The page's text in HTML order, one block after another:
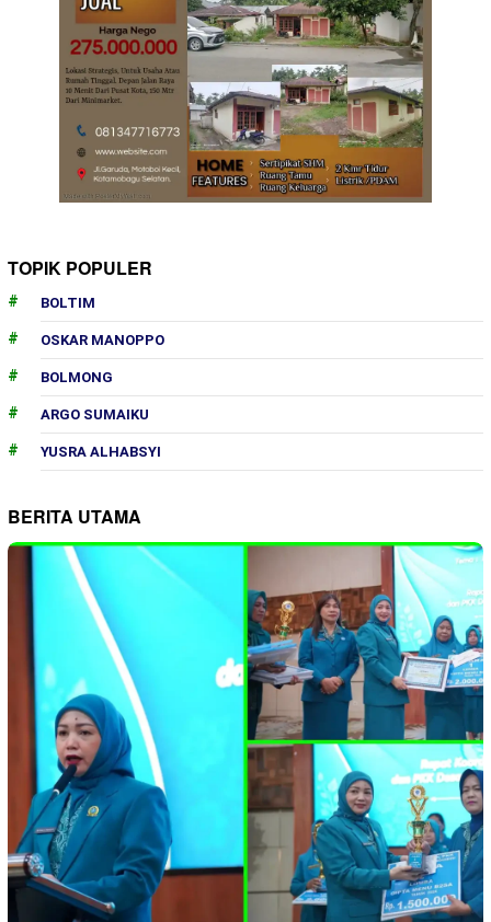
TOPIK POPULER
BOLTIM
OSKAR MANOPPO
BOLMONG
ARGO SUMAIKU
YUSRA ALHABSYI
BERITA UTAMA